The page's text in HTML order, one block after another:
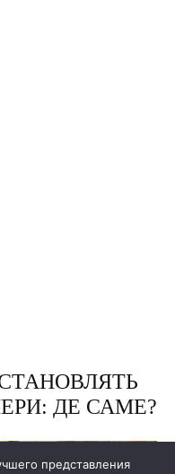
представления